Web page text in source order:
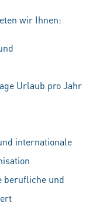
wir Ihnen:
Urlaub pro Jahr
internationale
berufliche und